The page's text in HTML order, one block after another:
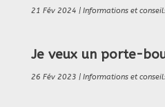
21 Fév 2024 | Informations et
Je veux un porte-
26 Fév 2023 | Informations et